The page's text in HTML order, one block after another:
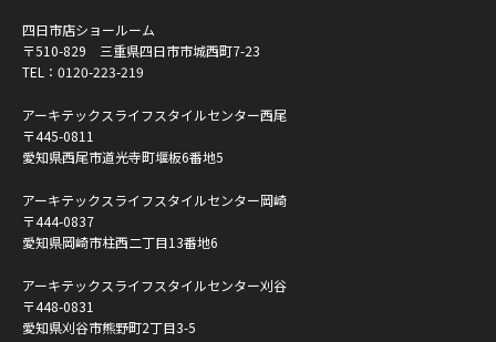
四日市店ショールーム
〒510-829 三重県四日市市城西町7-23
TEL： 0120-223-219
アーキテックスライフスタイルセンター西尾
〒445-0811
愛知県西尾市道光寺町堰板6番地5
アーキテックスライフスタイルセンター岡崎
〒444-0837
愛知県岡崎市柱西二丁目13番地6
アーキテックスライフスタイルセンター刈谷
〒448-0831
愛知県刈谷市熊野町2丁目3-5